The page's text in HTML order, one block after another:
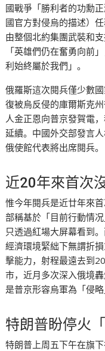
國戰爭「勝利者的功勳
國官方對侵烏的描述）
由整個北約集團武裝和
「英雄們仍在奮勇向前
利始終屬於我們」。
俄羅斯這次閱兵僅少數
復被烏反侵的庫爾斯克
人金正恩向普京發賀電
延續。中國外交部發言
俄使館代表將出席閱兵。
近20年來首次
惟今年閱兵是近廿年來
部稱基於「目前行動情
只透過紅場大屏幕看到
經濟環境緊絀下無謂折
擊能力，射程最遠去到
市，近月多次深入俄境
是普京形容烏軍為「侵略
特朗普盼停火
特朗普上周五下午在旗